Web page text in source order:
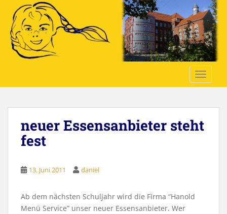
a
neuer Essensanbieter steht
fest
13. Juni 2011 daniel
Ab dem nächsten Schuljahr wird die Firma “Hanold
Menü Service” unser neuer Essensanbieter. Wer